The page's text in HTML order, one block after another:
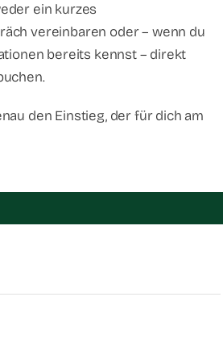
ein kurzes
vereinbaren oder – wenn du
bereits kennst – direkt
den Einstieg, der für dich am